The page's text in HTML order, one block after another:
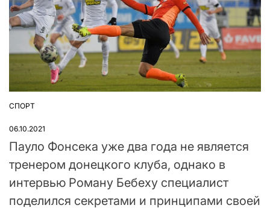
ОПУБЛІКУВАТИ
СПОРТ
06.10.2021
Пауло Фонсека уже два года не является
тренером донецкого клуба, однако в
интервью Роману Бебеху специалист
поделился секретами и принципами своей